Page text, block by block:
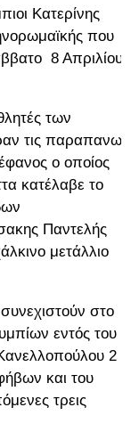
Κατερίνης
που
8 Απριλίου
των
τις παραπανω
ο οποίος
κατέλαβε το
Παντελής
μετάλλιο
στο
εντός του
2
και του
τρεις